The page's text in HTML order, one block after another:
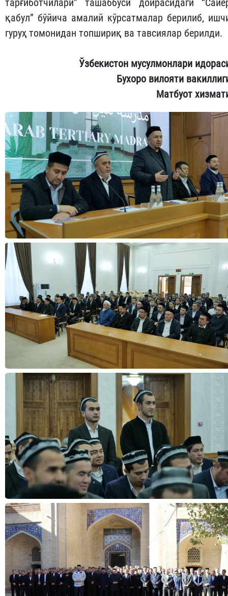
тарғиботчилари” ташаббуси доирасидаги
қабул” бўйича амалий кўрсатмалар берилиб,
гуруҳ томонидан топшириқ ва тавсиялар берилди.
Ўзбекистон мусулмонлари
Бухоро вилояти
Матбуот